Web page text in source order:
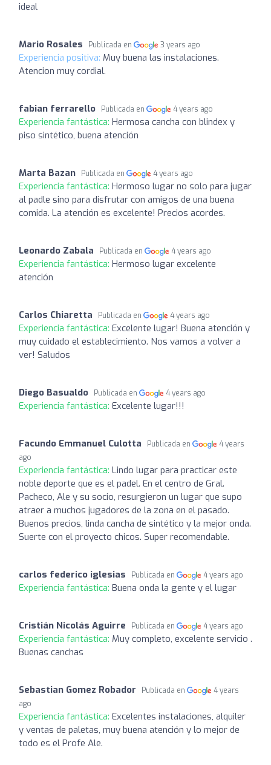
ideal
Mario Rosales Publicada en 3 years ago
Experiencia positiva: Muy buena las instalaciones.
Atencion muy cordial.
fabian ferrarello Publicada en 4 years ago
Experiencia fantástica: Hermosa cancha con blindex y
piso sintético, buena atención
Marta Bazan Publicada en 4 years ago
Experiencia fantástica: Hermoso lugar no solo para jugar
al padle sino para disfrutar con amigos de una buena
comida. La atención es excelente! Precios acordes.
Leonardo Zabala Publicada en 4 years ago
Experiencia fantástica: Hermoso lugar excelente
atención
Carlos Chiaretta Publicada en 4 years ago
Experiencia fantástica: Excelente lugar! Buena atención y
muy cuidado el establecimiento. Nos vamos a volver a
ver! Saludos
Diego Basualdo Publicada en 4 years ago
Experiencia fantástica: Excelente lugar!!!
Facundo Emmanuel Culotta Publicada en
4 years
ago
Experiencia fantástica: Lindo lugar para practicar este
noble deporte que es el padel. En el centro de Gral.
Pacheco, Ale y su socio, resurgieron un lugar que supo
atraer a muchos jugadores de la zona en el pasado.
Buenos precios, linda cancha de sintético y la mejor onda.
Suerte con el proyecto chicos. Super recomendable.
carlos federico iglesias Publicada en 4 years ago
Experiencia fantástica: Buena onda la gente y el lugar
Cristián Nicolás Aguirre Publicada en 4 years ago
Experiencia fantástica: Muy completo, excelente servicio .
Buenas canchas
Sebastian Gomez Robador Publicada en
4 years
ago
Experiencia fantástica: Excelentes instalaciones, alquiler
y ventas de paletas, muy buena atención y lo mejor de
todo es el Profe Ale.